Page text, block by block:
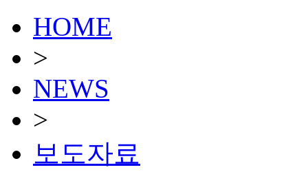
HOME
>
NEWS
>
보도자료